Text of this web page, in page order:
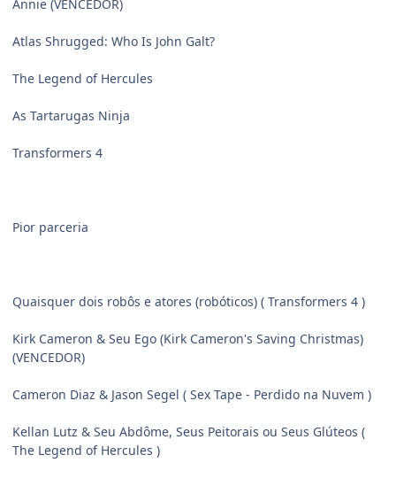
Annie (VENCEDOR)
Atlas Shrugged: Who Is John Galt?
The Legend of Hercules
As Tartarugas Ninja
Transformers 4
Pior parceria
Quaisquer dois robôs e atores (robóticos) ( Transformers 4 )
Kirk Cameron & Seu Ego (Kirk Cameron's Saving Christmas)
(VENCEDOR)
Cameron Diaz & Jason Segel ( Sex Tape - Perdido na Nuvem )
Kellan Lutz & Seu Abdôme, Seus Peitorais ou Seus Glúteos (
The Legend of Hercules )